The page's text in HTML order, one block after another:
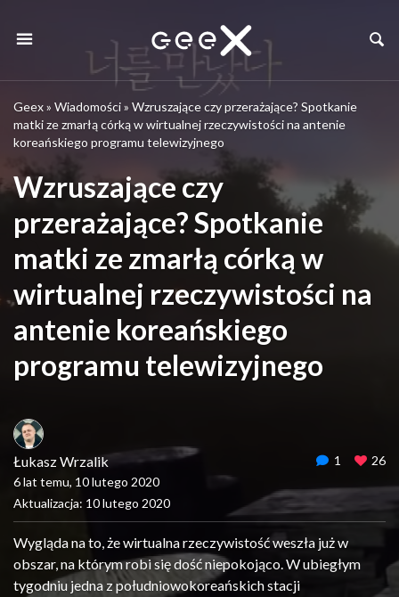
Geex» Wiadomości» Wzruszające czy przerażające? Spotkanie
matki ze zmarłą córką w wirtualnej rzeczywistości na antenie
koreańskiego programu telewizyjnego
Wzruszające czy
przerażające? Spotkanie
matki ze zmarłą córką w
wirtualnej rzeczywistości na
antenie koreańskiego
programu telewizyjnego
Łukasz Wrzalik
6 lat temu, 10 lutego 2020
Aktualizacja: 10 lutego 2020
1 26
Wygląda na to, że wirtualna rzeczywistość weszła już w
obszar, na którym robi się dość niepokojąco. W ubiegłym
tygodniu jedna z południowokoreańskich stacji